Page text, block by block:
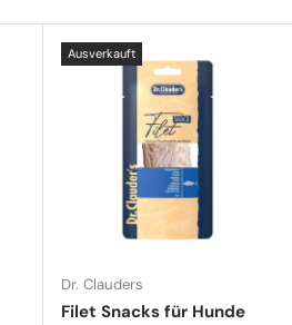
Ausverkauft
Dr. Clauders
Filet Snacks für Hunde